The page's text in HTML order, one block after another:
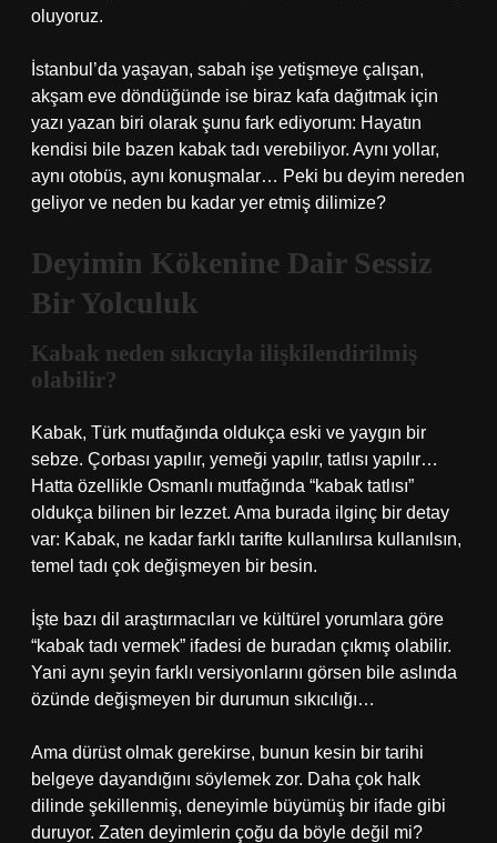
oluyoruz.
İstanbul’da yaşayan, sabah işe yetişmeye çalışan,
akşam eve döndüğünde ise biraz kafa dağıtmak için
yazı yazan biri olarak şunu fark ediyorum: Hayatın
kendisi bile bazen kabak tadı verebiliyor. Aynı yollar,
aynı otobüs, aynı konuşmalar… Peki bu deyim nereden
geliyor ve neden bu kadar yer etmiş dilimize?
Deyimin Kökenine Dair Sessiz
Bir Yolculuk
Kabak neden sıkıcıyla ilişkilendirilmiş
olabilir?
Kabak, Türk mutfağında oldukça eski ve yaygın bir
sebze. Çorbası yapılır, yemeği yapılır, tatlısı yapılır…
Hatta özellikle Osmanlı mutfağında “kabak tatlısı”
oldukça bilinen bir lezzet. Ama burada ilginç bir detay
var: Kabak, ne kadar farklı tarifte kullanılırsa kullanılsın,
temel tadı çok değişmeyen bir besin.
İşte bazı dil araştırmacıları ve kültürel yorumlara göre
“kabak tadı vermek” ifadesi de buradan çıkmış olabilir.
Yani aynı şeyin farklı versiyonlarını görsen bile aslında
özünde değişmeyen bir durumun sıkıcılığı…
Ama dürüst olmak gerekirse, bunun kesin bir tarihi
belgeye dayandığını söylemek zor. Daha çok halk
dilinde şekillenmiş, deneyimle büyümüş bir ifade gibi
duruyor. Zaten deyimlerin çoğu da böyle değil mi?